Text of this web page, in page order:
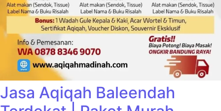
Jasa Aqiqah Baleendah